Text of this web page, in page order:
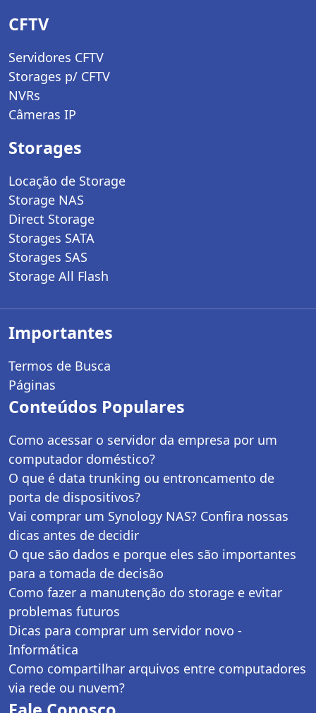
CFTV
Servidores CFTV
Storages p/ CFTV
NVRs
Câmeras IP
Storages
Locação de Storage
Storage NAS
Direct Storage
Storages SATA
Storages SAS
Storage All Flash
Importantes
Termos de Busca
Páginas
Conteúdos Populares
Como acessar o servidor da empresa por um
computador doméstico?
O que é data trunking ou entroncamento de
porta de dispositivos?
Vai comprar um Synology NAS? Confira nossas
dicas antes de decidir
O que são dados e porque eles são importantes
para a tomada de decisão
Como fazer a manutenção do storage e evitar
problemas futuros
Dicas para comprar um servidor novo -
Informática
Como compartilhar arquivos entre computadores
via rede ou nuvem?